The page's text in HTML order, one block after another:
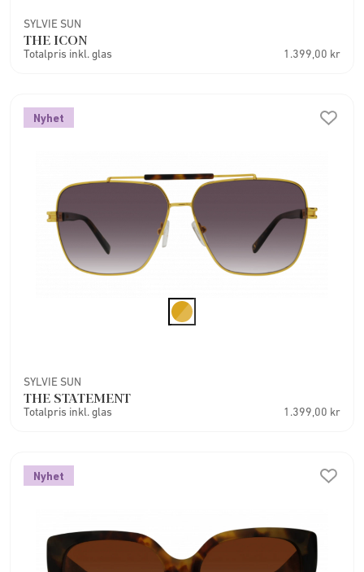
SYLVIE SUN
THE ICON
Totalpris inkl. glas 1.399,00 kr
Nyhet
SYLVIE SUN
THE STATEMENT
Totalpris inkl. glas 1.399,00 kr
Nyhet